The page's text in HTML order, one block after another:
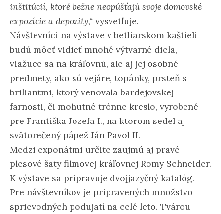
inštitúcií, ktoré bežne neopúšťajú svoje domovské
expozície a depozity,“ vysvetľuje.
Návštevníci na výstave v betliarskom kaštieli
budú môcť vidieť mnohé výtvarné diela,
viažuce sa na kráľovnú, ale aj jej osobné
predmety, ako sú vejáre, topánky, prsteň s
briliantmi, ktorý venovala bardejovskej
farnosti, či mohutné trónne kreslo, vyrobené
pre Františka Jozefa I., na ktorom sedel aj
svätorečený pápež Ján Pavol II.
Medzi exponátmi určite zaujmú aj pravé
plesové šaty filmovej kráľovnej Romy Schneider.
K výstave sa pripravuje dvojjazyčný katalóg.
Pre návštevníkov je pripravených množstvo
sprievodných podujatí na celé leto. Tvárou